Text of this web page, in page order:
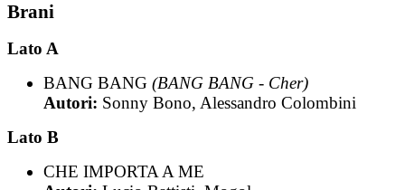
Brani
Lato A
BANG BANG (BANG BANG - Cher)
Autori: Sonny Bono, Alessandro Colombini
Lato B
CHE IMPORTA A ME